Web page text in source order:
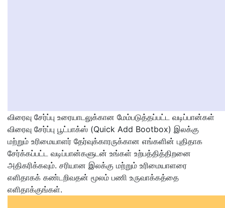
விரைவு சேர்ப்பு உரையாடலுக்கான மேம்படுத்தப்பட்ட வடிப்பான்கள்
விரைவு சேர்ப்பு பூட்பாக்ஸ் (Quick Add Bootbox) இலக்கு
மற்றும் உரிமையாளர் தேர்வுக்காரருக்கான எங்களின் புதிதாக
சேர்க்கப்பட்ட வடிப்பான்களுடன் உங்கள் உற்பத்தித்திறனை
அதிகரிக்கவும். சரியான இலக்கு மற்றும் உரிமையாளரை
எளிதாகக் கண்டறிவதன் மூலம் பணி உருவாக்கத்தை
எளிதாக்குங்கள்.